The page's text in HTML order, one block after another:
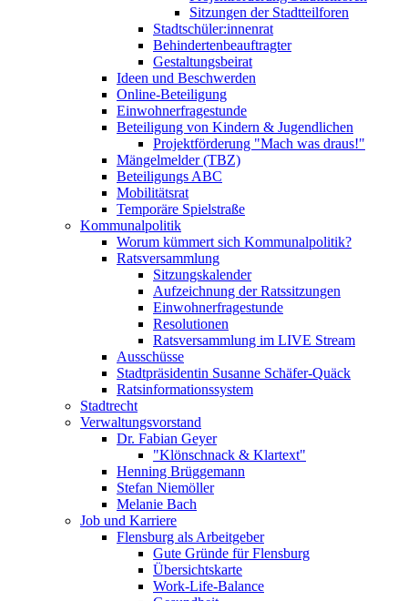
Sitzungen der Stadtteilforen
Stadtschüler:innenrat
Behindertenbeauftragter
Gestaltungsbeirat
Ideen und Beschwerden
Online-Beteiligung
Einwohnerfragestunde
Beteiligung von Kindern & Jugendlichen
Projektförderung "Mach was draus!"
Mängelmelder (TBZ)
Beteiligungs ABC
Mobilitätsrat
Temporäre Spielstraße
Kommunalpolitik
Worum kümmert sich Kommunalpolitik?
Ratsversammlung
Sitzungskalender
Aufzeichnung der Ratssitzungen
Einwohnerfragestunde
Resolutionen
Ratsversammlung im LIVE Stream
Ausschüsse
Stadtpräsidentin Susanne Schäfer-Quäck
Ratsinformationssystem
Stadtrecht
Verwaltungsvorstand
Dr. Fabian Geyer
"Klönschnack & Klartext"
Henning Brüggemann
Stefan Niemöller
Melanie Bach
Job und Karriere
Flensburg als Arbeitgeber
Gute Gründe für Flensburg
Übersichtskarte
Work-Life-Balance